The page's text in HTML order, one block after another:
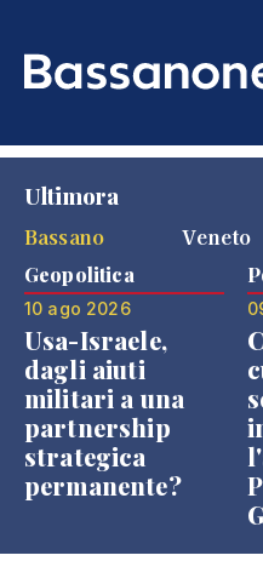
Ultimora
Bassano
Veneto
Geopolitica
10 ago 2026
Usa-Israele,
dagli aiuti
militari a una
partnership
strategica
permanente?